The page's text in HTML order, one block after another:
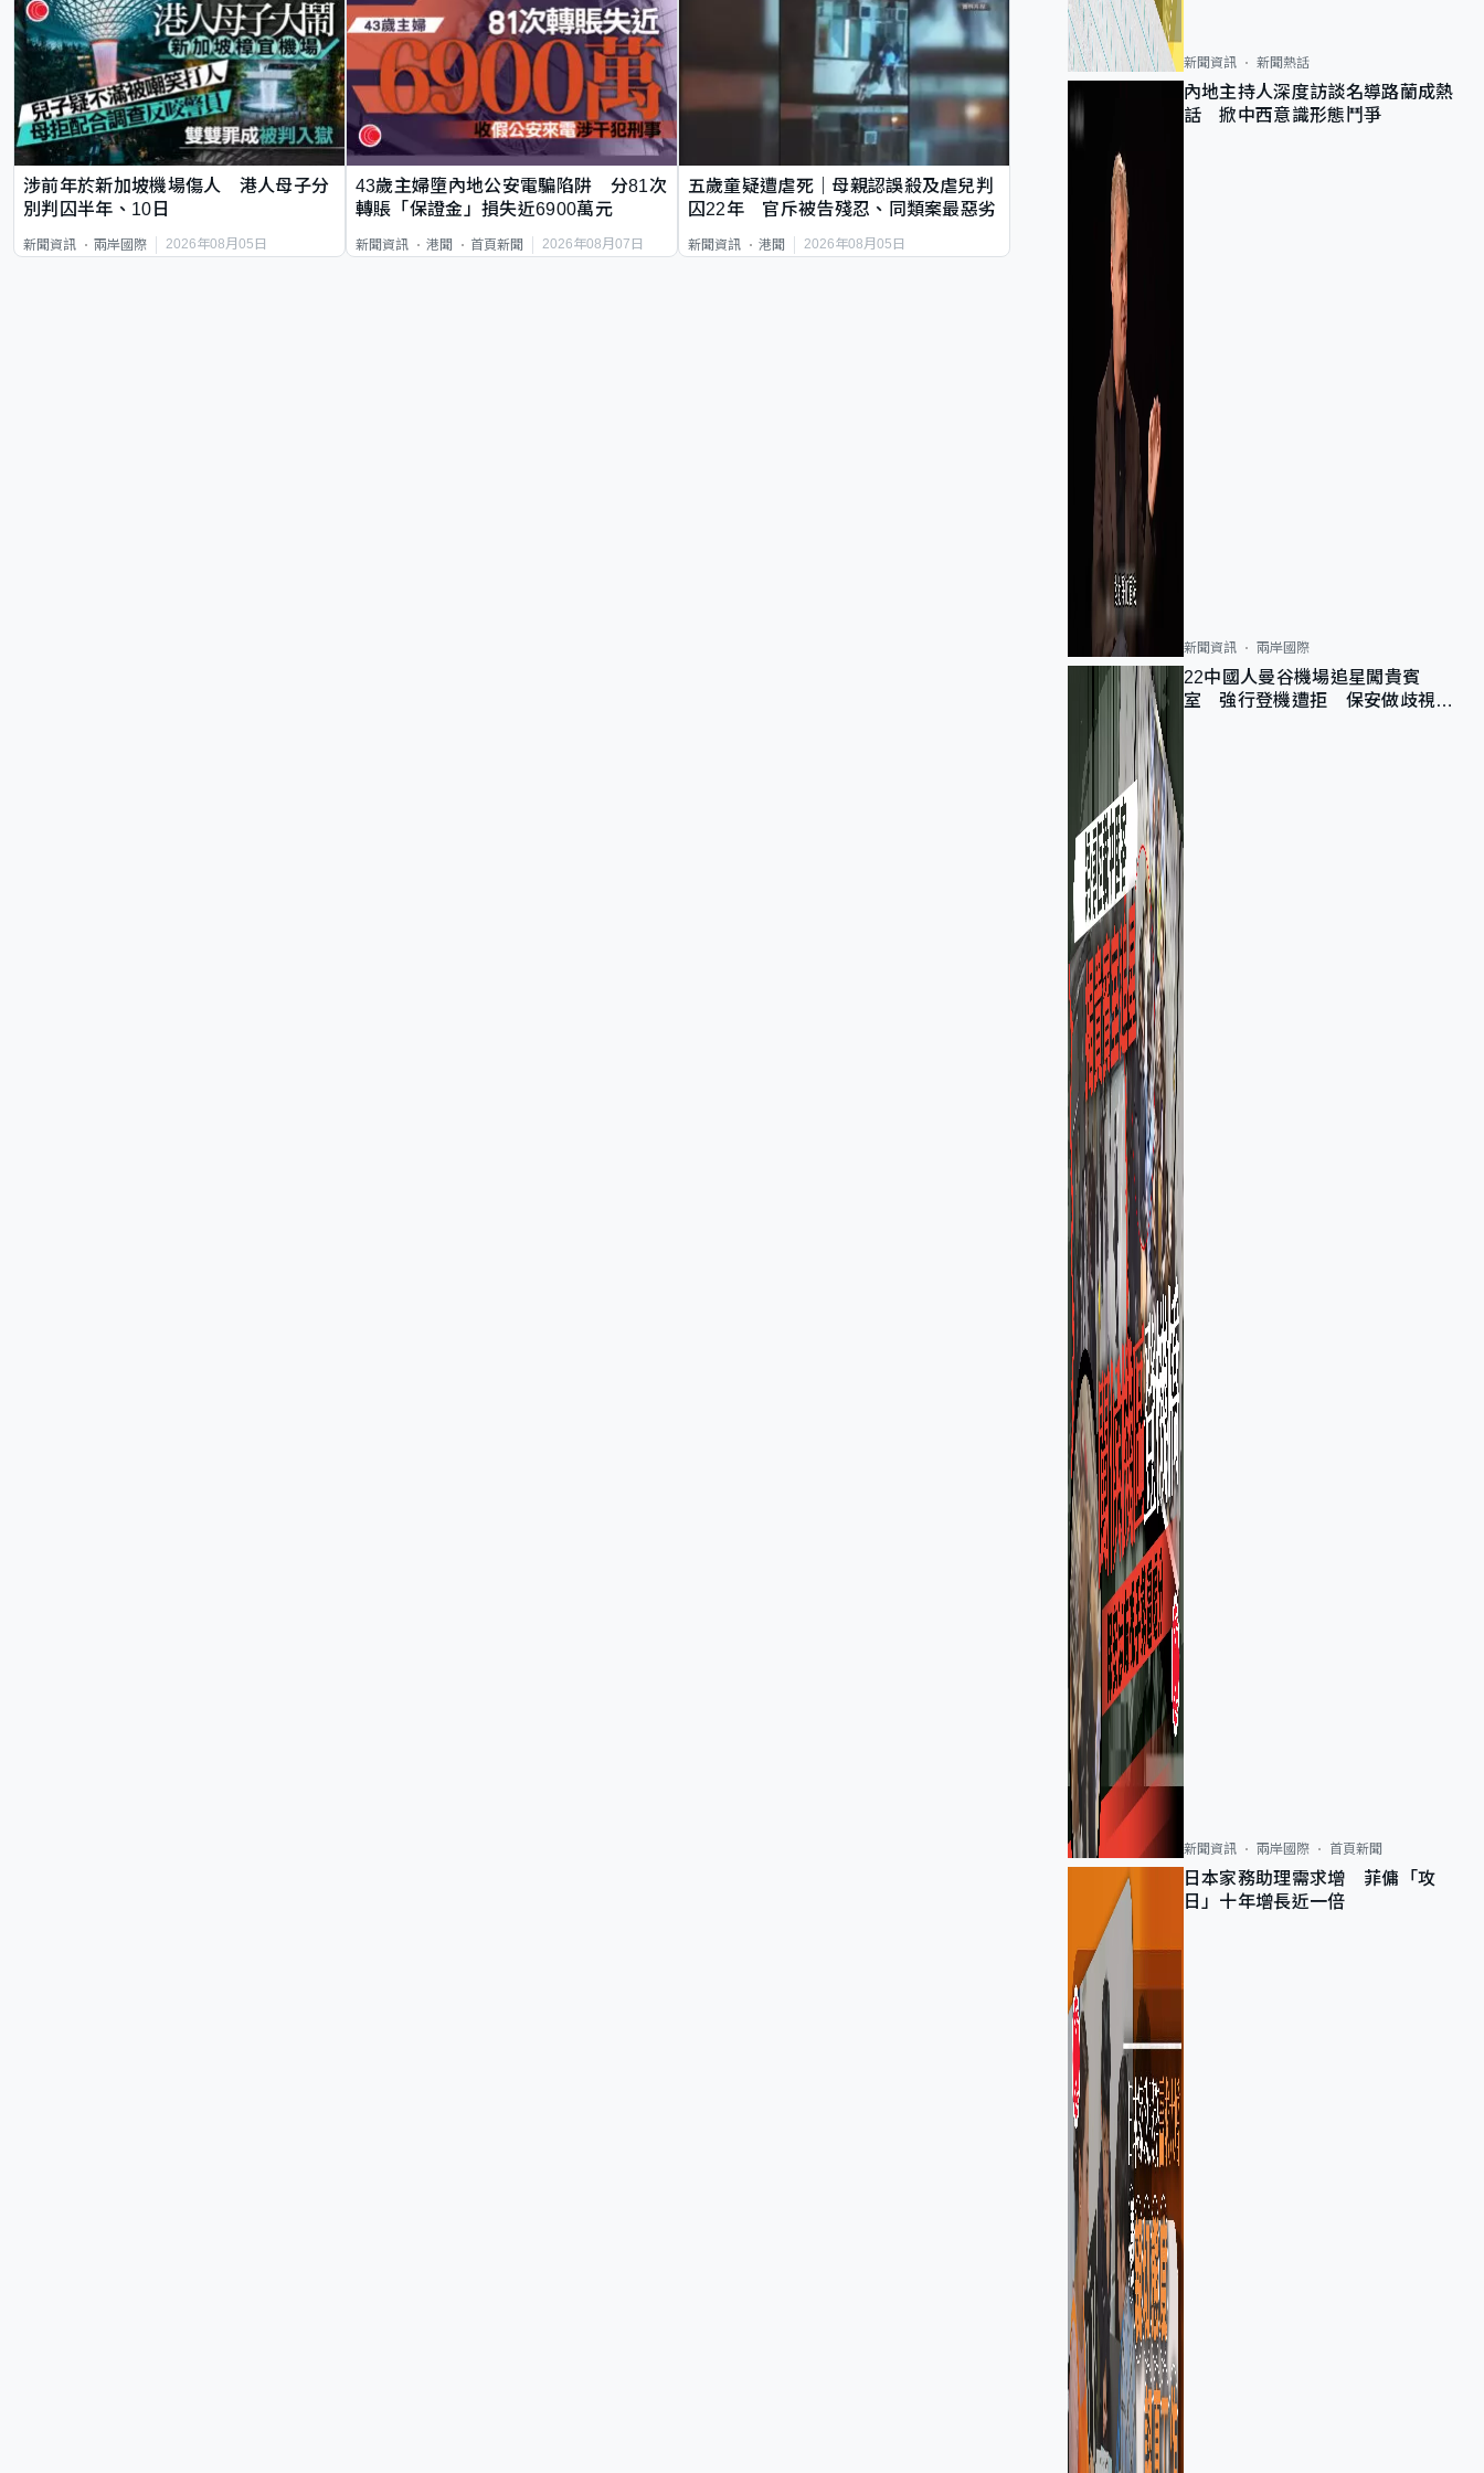
涉前年於新加坡機場傷人 港人母子分
別判囚半年、10日
新聞資訊 兩岸國際 2026年08月05日
43歲主婦墮內地公安電騙陷阱 分81次
轉賬「保證金」損失近6900萬元
新聞資訊 港聞 首頁新聞 2026年08月07日
五歲童疑遭虐死｜母親認誤殺及虐兒判
囚22年 官斥被告殘忍、同類案最惡劣
新聞資訊 港聞 2026年08月05日
新聞資訊 新聞熱話
內地主持人深度訪談名導路蘭成熱
話 掀中西意識形態鬥爭
新聞資訊 兩岸國際
22中國人曼谷機場追星闖貴賓
室 強行登機遭拒 保安做歧視手
新聞資訊 兩岸國際 首頁新聞
日本家務助理需求增 菲傭「攻
日」十年增長近一倍